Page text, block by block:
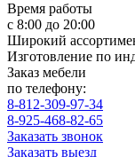
Время работы
с 8:00 до 20:00
Широкий
Изготовление по
Заказ мебели
по телефону:
8-812-309-97-34
8-925-468-82-65
Заказать звонок
Заказать выезд